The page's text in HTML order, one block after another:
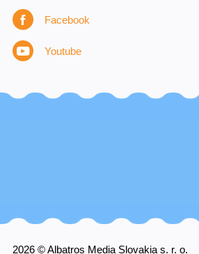
Facebook
Youtube
2026 © Albatros Media Slovakia s. r. o.